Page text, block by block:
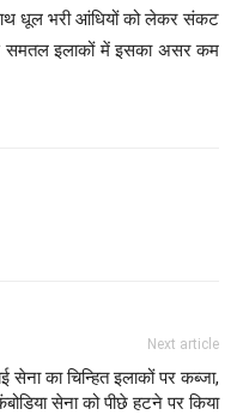
धूल भरी आंधियों को लेकर संकट
समतल इलाकों में इसका असर कम
Next article
सेना का चिन्हित इलाकों पर कब्जा,
सेना को पीछे हटने पर किया